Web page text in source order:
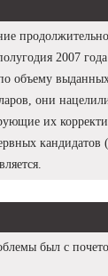
2007
объему
они
их
кандидатов
был с